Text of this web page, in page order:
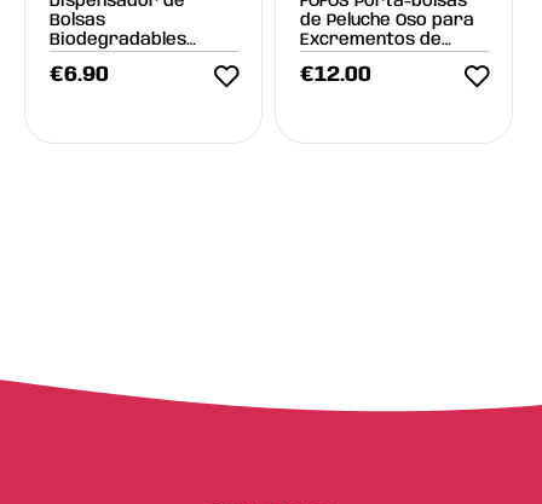
Bolsas
Biodegradables
€6.90
de Peluche Oso para
Excrementos de
€12.00